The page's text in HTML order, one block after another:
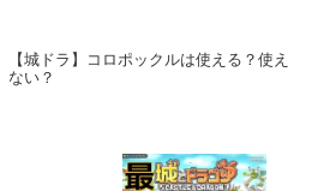
【城ドラ】コロポックルは使える？使え
ない？